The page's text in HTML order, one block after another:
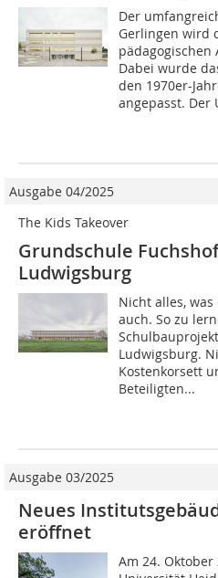
Der
Gerlingen wird
Dabei wurde
den 1970er-
angepasst. Der
Ausgabe 04/2025
The Kids Takeover
Grundschule
Ludwigsburg
Nicht alles,
auch. So zu
Ludwigsburg.
Kostenkorsett
Beteiligten...
Ausgabe 03/2025
Neues
eröffnet
Am 24.